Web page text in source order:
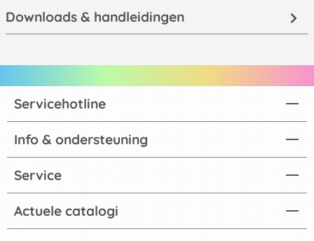
Downloads & handleidingen
Actuele catalogi
Servicehotline
Info & ondersteuning
Service